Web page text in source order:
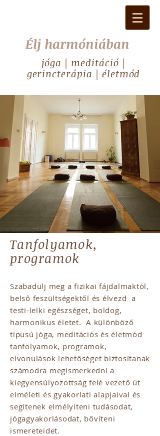
Élj harmóniában
jóga | meditáció |
gerincterápia | életmód
Tanfolyamok,
programok
Szabadulj meg a fizikai fájdalmaktól,
belső feszültségektől és élvezd a
testi-lelki egészséget, boldog,
harmonikus életet. A különböző
típusú jóga, meditációs és életmód
tanfolyamok, programok,
elvonulások lehetőséget biztosítanak
számodra megismerkedni a
kiegyensúlyozottság felé vezető út
elméleti és gyakorlati alapjaival és
segítenek elmélyíteni tudásodat,
jógagyakorlásodat, bővíteni
ismereteidet.